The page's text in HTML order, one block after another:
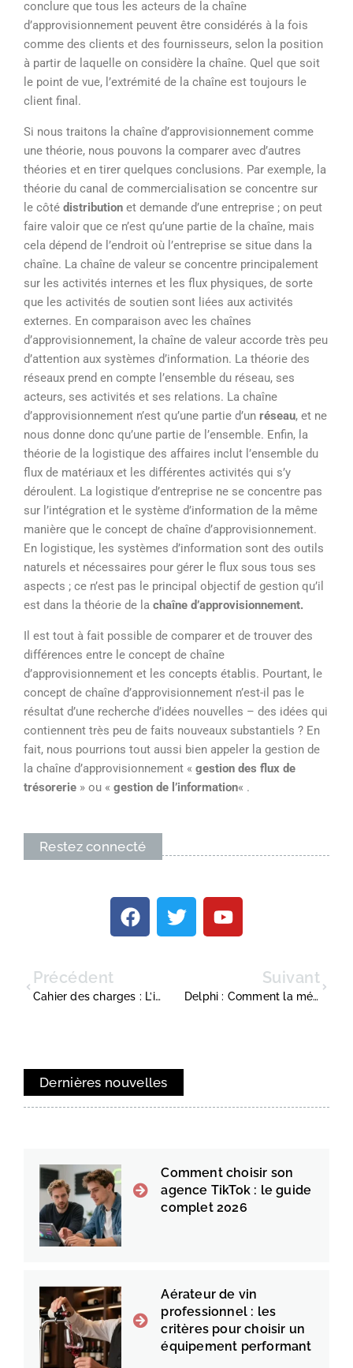
conclure que tous les acteurs de la chaîne
d’approvisionnement peuvent être considérés à la fois
comme des clients et des fournisseurs, selon la position
à partir de laquelle on considère la chaîne. Quel que soit
le point de vue, l’extrémité de la chaîne est toujours le
client final.
Si nous traitons la chaîne d’approvisionnement comme
une théorie, nous pouvons la comparer avec d’autres
théories et en tirer quelques conclusions. Par exemple, la
théorie du canal de commercialisation se concentre sur
le côté distribution et demande d’une entreprise ; on peut
faire valoir que ce n’est qu’une partie de la chaîne, mais
cela dépend de l’endroit où l’entreprise se situe dans la
chaîne. La chaîne de valeur se concentre principalement
sur les activités internes et les flux physiques, de sorte
que les activités de soutien sont liées aux activités
externes. En comparaison avec les chaînes
d’approvisionnement, la chaîne de valeur accorde très peu
d’attention aux systèmes d’information. La théorie des
réseaux prend en compte l’ensemble du réseau, ses
acteurs, ses activités et ses relations. La chaîne
d’approvisionnement n’est qu’une partie d’un réseau, et ne
nous donne donc qu’une partie de l’ensemble. Enfin, la
théorie de la logistique des affaires inclut l’ensemble du
flux de matériaux et les différentes activités qui s’y
déroulent. La logistique d’entreprise ne se concentre pas
sur l’intégration et le système d’information de la même
manière que le concept de chaîne d’approvisionnement.
En logistique, les systèmes d’information sont des outils
naturels et nécessaires pour gérer le flux sous tous ses
aspects ; ce n’est pas le principal objectif de gestion qu’il
est dans la théorie de la chaîne d’approvisionnement.
Il est tout à fait possible de comparer et de trouver des
différences entre le concept de chaîne
d’approvisionnement et les concepts établis. Pourtant, le
concept de chaîne d’approvisionnement n’est-il pas le
résultat d’une recherche d’idées nouvelles – des idées qui
contiennent très peu de faits nouveaux substantiels ? En
fait, nous pourrions tout aussi bien appeler la gestion de
la chaîne d’approvisionnement « gestion des flux de
trésorerie » ou « gestion de l’information« .
Restez connecté
Précédent
Cahier des charges : L’importance d’un cahier des charges pour votre business
Suivant
Delphi : Comment la méthode Delphi s’applique à la gestion de projet
Dernières nouvelles
Comment choisir son
agence TikTok : le guide
complet 2026
Aérateur de vin
professionnel : les
critères pour choisir un
équipement performant